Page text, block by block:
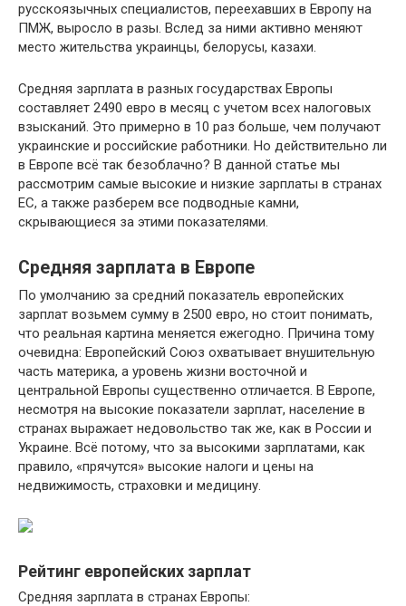
русскоязычных специалистов, переехавших в Европу на
ПМЖ, выросло в разы. Вслед за ними активно меняют
место жительства украинцы, белорусы, казахи.
Средняя зарплата в разных государствах Европы
составляет 2490 евро в месяц с учетом всех налоговых
взысканий. Это примерно в 10 раз больше, чем получают
украинские и российские работники. Но действительно ли
в Европе всё так безоблачно? В данной статье мы
рассмотрим самые высокие и низкие зарплаты в странах
ЕС, а также разберем все подводные камни,
скрывающиеся за этими показателями.
Средняя зарплата в Европе
По умолчанию за средний показатель европейских
зарплат возьмем сумму в 2500 евро, но стоит понимать,
что реальная картина меняется ежегодно. Причина тому
очевидна: Европейский Союз охватывает внушительную
часть материка, а уровень жизни восточной и
центральной Европы существенно отличается. В Европе,
несмотря на высокие показатели зарплат, население в
странах выражает недовольство так же, как в России и
Украине. Всё потому, что за высокими зарплатами, как
правило, «прячутся» высокие налоги и цены на
недвижимость, страховки и медицину.
Рейтинг европейских зарплат
Средняя зарплата в странах Европы: